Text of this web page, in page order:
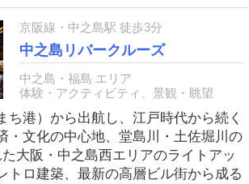
京阪線・中之島駅 徒歩3分
中之島リバークルーズ
中之島・福島 エリア
体験・アクティビティ、景観・眺望
ち港）から出航し、江戸時代から続く
・文化の中心地、堂島川・土佐堀川の
大阪・中之島西エリアのライトアッ
トロ建築、最新の高層ビル街から成る